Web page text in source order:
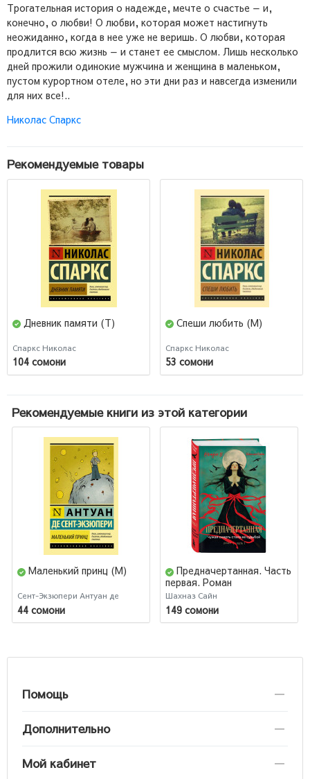
Трогательная история о надежде, мечте о счастье — и,
конечно, о любви! О любви, которая может настигнуть
неожиданно, когда в нее уже не веришь. О любви, которая
продлится всю жизнь — и станет ее смыслом. Лишь несколько
дней прожили одинокие мужчина и женщина в маленьком,
пустом курортном отеле, но эти дни раз и навсегда изменили
для них все!..
Николас Спаркс
Рекомендуемые товары
Дневник памяти (Т)
Спаркс Николас
104 сомони
Спеши любить (М)
Спаркс Николас
53 сомони
Рекомендуемые книги из этой категории
Маленький принц (М)
Сент-Экзюпери Антуан де
44 сомони
Предначертанная. Часть
первая. Роман
Шахназ Сайн
149 сомони
Помощь
Дополнительно
Мой кабинет